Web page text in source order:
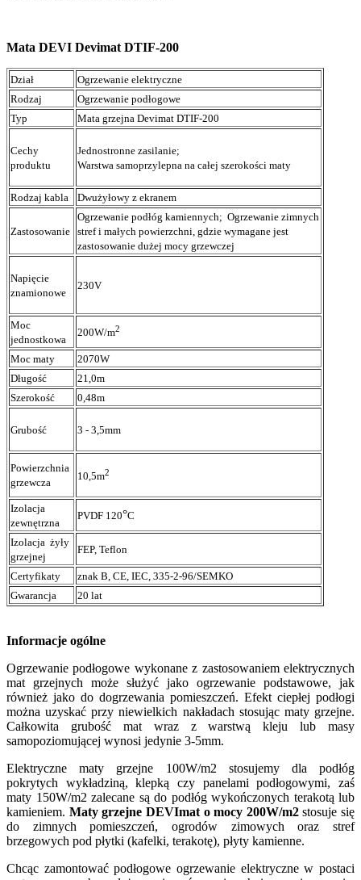
Mata DEVI Devimat DTIF-200
Dział
Ogrzewanie elektryczne
Rodzaj
Ogrzewanie podłogowe
Typ
Mata grzejna Devimat DTIF-200
Cechy
produktu
Jednostronne zasilanie;
Warstwa samoprzylepna na całej szerokości maty
Rodzaj kabla Dwużyłowy z ekranem
Zastosowanie
Ogrzewanie podłóg kamiennych; Ogrzewanie zimnych
stref i małych powierzchni, gdzie wymagane jest
zastosowanie dużej mocy grzewczej
Napięcie
znamionowe
230V
Moc
jednostkowa
200W/m2
Moc maty
2070W
Długość
21,0m
Szerokość
0,48m
Grubość 3 - 3,5mm
Powierzchnia
grzewcza
10,5m2
Izolacja
zewnętrzna
PVDF 120°C
Izolacja żyły
grzejnej
FEP, Teflon
Certyfikaty
znak B, CE, IEC, 335-2-96/SEMKO
Gwarancja
20 lat
Informacje ogólne
Ogrzewanie podłogowe wykonane z zastosowaniem elektrycznych
mat grzejnych może służyć jako ogrzewanie podstawowe, jak
również jako do dogrzewania pomieszczeń. Efekt ciepłej podłogi
można uzyskać przy niewielkich nakładach stosując maty grzejne.
Całkowita grubość mat wraz z warstwą kleju lub masy
samopoziomującej wynosi jedynie 3-5mm.
Elektryczne maty grzejne 100W/m2 stosujemy dla podłóg
pokrytych wykładziną, klepką czy panelami podłogowymi, zaś
maty 150W/m2 zalecane są do podłóg wykończonych terakotą lub
kamieniem. Maty grzejne DEVImat o mocy 200W/m2stosuje się
do zimnych pomieszczeń, ogrodów zimowych oraz stref
brzegowych pod płytki (kafelki, terakotę), płyty kamienne.
Chcąc zamontować podłogowe ogrzewanie elektryczne w postaci